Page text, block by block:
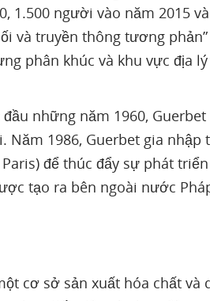
1.500 người vào năm 2015
và truyền thông tương
phân khúc và khu vực địa
những năm 1960,
1986, Guerbet gia
để thúc đẩy sự phát
tạo ra bên ngoài nước
cơ sở sản xuất hóa chất và